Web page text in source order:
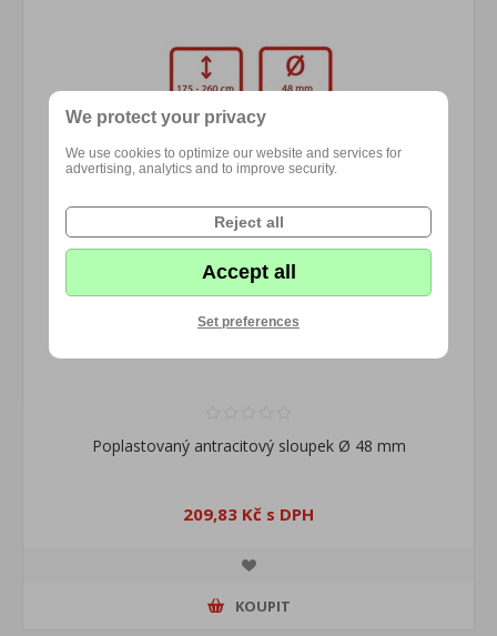
Poplastovaný antracitový sloupek Ø 48 mm
209,83 Kč s DPH
KOUPIT
We protect your privacy
We use cookies to optimize our website and services for
advertising, analytics and to improve security.
Reject all
Accept all
Set preferences